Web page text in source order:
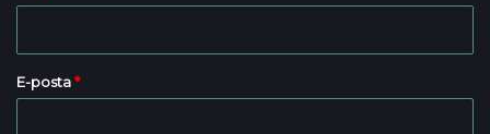
E-posta*